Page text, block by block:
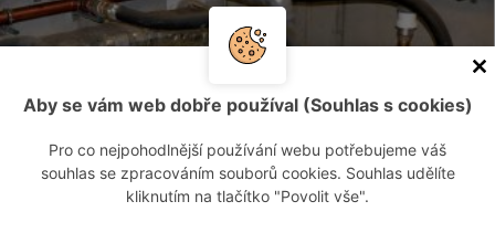
Aby se vám web dobře používal (Souhlas s cookies)
Pro co nejpohodlnější používání webu potřebujeme váš
souhlas se zpracováním souborů cookies. Souhlas udělíte
kliknutím na tlačítko "Povolit vše".